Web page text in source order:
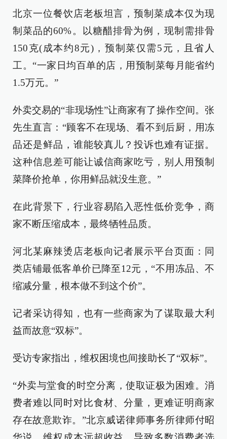
北京一位餐饮店老板坦言，预制菜成本仅为现
制菜品的60%。以糖醋排骨为例，现制需排骨
150克(成本约8元)，预制菜仅需5元，且省人
工。“一家日均百单的店，用预制菜每月能省约
1.5万元。”
外卖交易的“非现场性”让商家有了操作空间。张
先生直言：“顾客不在现场、看不到后厨，用冻
品还是鲜品，谁能较真儿？投诉也难有证据。
这种信息差可能让诚信商家吃亏，别人用预制
菜降价抢单，你用鲜品就没生意。”
在此背景下，行业容易陷入恶性低价竞争，商
家不断压缩成本，最终牺牲品质。
河北某麻辣烫店老板向记者展示平台页面：同
类店铺最低客单价已降至12元，“不用冻品、不
缩减分量，根本做不到这个价”。
记者采访得知，也有一些商家为了谋取最大利
益而故意“双标”。
受访专家指出，维权困境也间接助长了“双标”。
“外卖与堂食的时空分离，使取证极为困难。消
费者难以同时对比食材、分量，更难证明商家
存在故意欺诈。”北京威诺律师事务所律师付昭